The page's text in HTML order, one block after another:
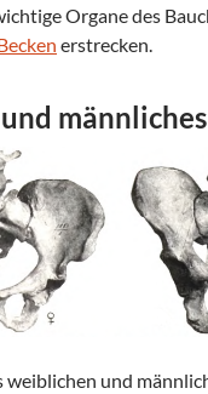
Organe des
erstrecken.
weiblichen und